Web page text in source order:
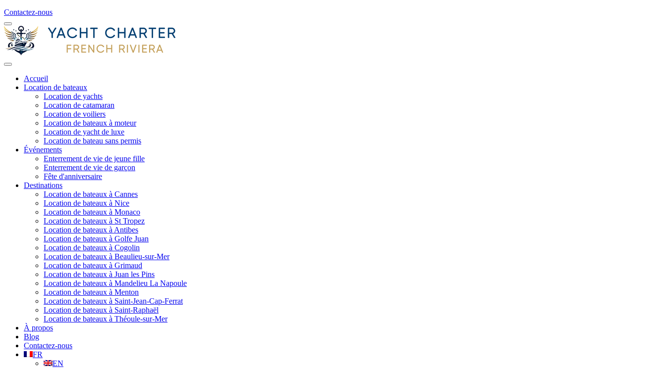
Contactez-nous
Accueil
Location de bateaux
Location de yachts
Location de catamaran
Location de voiliers
Location de bateaux à moteur
Location de yacht de luxe
Location de bateau sans permis
Événements
Enterrement de vie de jeune fille
Enterrement de vie de garçon
Fête d'anniversaire
Destinations
Location de bateaux à Cannes
Location de bateaux à Nice
Location de bateaux à Monaco
Location de bateaux à St Tropez
Location de bateaux à Antibes
Location de bateaux à Golfe Juan
Location de bateaux à Cogolin
Location de bateaux à Beaulieu-sur-Mer
Location de bateaux à Grimaud
Location de bateaux à Juan les Pins
Location de bateaux à Mandelieu La Napoule
Location de bateaux à Menton
Location de bateaux à Saint-Jean-Cap-Ferrat
Location de bateaux à Saint-Raphaël
Location de bateaux à Théoule-sur-Mer
À propos
Blog
Contactez-nous
FR
EN